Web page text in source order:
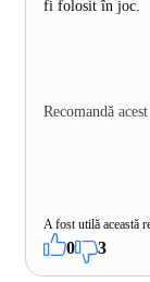
fi folosit în joc.
Recomandă
A fost utilă această
0 3